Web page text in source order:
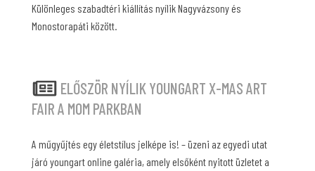
Különleges szabadtéri kiállítás nyílik Nagyvázsony és
Monostorapáti között.
ELŐSZÖR NYÍLIK YOUNGART X-MAS ART
FAIR A MOM PARKBAN
A műgyűjtés egy életstílus jelképe is! – üzeni az egyedi utat
járó youngart online galéria, amely elsőként nyitott üzletet a